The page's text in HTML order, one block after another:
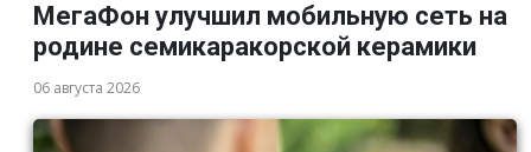
МегаФон улучшил мобильную сеть на
родине семикаракорской керамики
06 августа 2026